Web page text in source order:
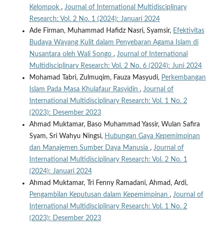
Kelompok , Journal of International Multidisciplinary
Research: Vol. 2 No. 1 (2024): Januari 2024
Ade Firman, Muhammad Hafidz Nasri, Syamsir, Efektivitas
Budaya Wayang Kulit dalam Penyebaran Agama Islam di
Nusantara oleh Wali Songo , Journal of International
Multidisciplinary Research: Vol. 2 No. 6 (2024): Juni 2024
Mohamad Tabri, Zulmuqim, Fauza Masyudi, Perkembangan
Islam Pada Masa Khulafaur Rasyidin , Journal of
International Multidisciplinary Research: Vol. 1 No. 2
(2023): Desember 2023
Ahmad Muktamar, Baso Muhammad Yassir, Wulan Safira
Syam, Sri Wahyu Ningsi, Hubungan Gaya Kepemimpinan
dan Manajemen Sumber Daya Manusia , Journal of
International Multidisciplinary Research: Vol. 2 No. 1
(2024): Januari 2024
Ahmad Muktamar, Tri Fenny Ramadani, Ahmad, Ardi,
Pengambilan Keputusan dalam Kepemimpinan , Journal of
International Multidisciplinary Research: Vol. 1 No. 2
(2023): Desember 2023